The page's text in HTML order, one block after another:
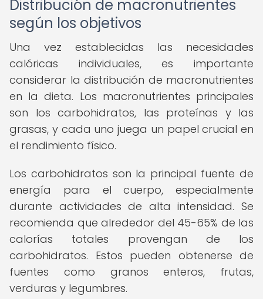
Distribución de macronutrientes
según los objetivos
Una vez establecidas las necesidades
calóricas individuales, es importante
considerar la distribución de macronutrientes
en la dieta. Los macronutrientes principales
son los carbohidratos, las proteínas y las
grasas, y cada uno juega un papel crucial en
el rendimiento físico.
Los carbohidratos son la principal fuente de
energía para el cuerpo, especialmente
durante actividades de alta intensidad. Se
recomienda que alrededor del 45-65% de las
calorías totales provengan de los
carbohidratos. Estos pueden obtenerse de
fuentes como granos enteros, frutas,
verduras y legumbres.